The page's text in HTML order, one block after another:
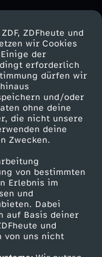
ZDFheute und
wir Cookies
der
erforderlich
dürfen wir
und/oder
ohne deine
die nicht unsere
deine
Zwecken.
von bestimmten
Erlebnis im
und
Dabei
auf Basis deiner
und
von uns nicht
zum ZDF